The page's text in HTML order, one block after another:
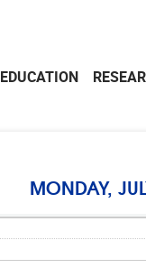
EDUCATION
MONDAY,